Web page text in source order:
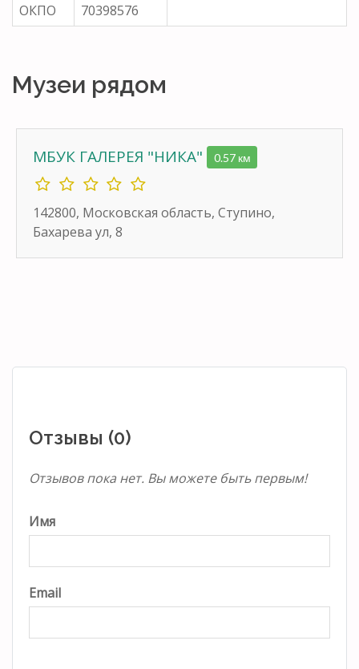
ОКПО
70398576
Музеи рядом
МБУК ГАЛЕРЕЯ "НИКА" 0.57 км
142800, Московская область, Ступино,
Бахарева ул, 8
Отзывы (0)
Отзывов пока нет. Вы можете быть первым!
Имя
Email